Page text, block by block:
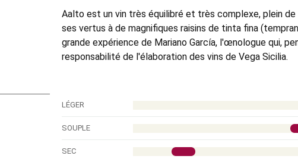
Aalto est un vin très équilibré et très complexe, plein
ses vertus à de magnifiques raisins de tinta fina
grande expérience de Mariano García, l'œnologue qui,
responsabilité de l'élaboration des vins de Vega Sicilia.
LÉGER
SOUPLE
SEC